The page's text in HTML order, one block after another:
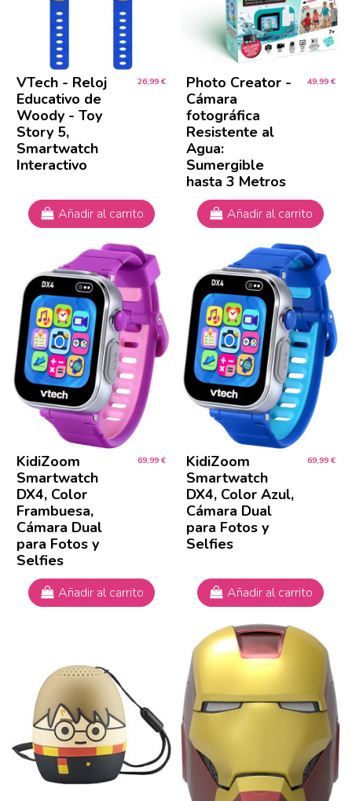
VTech - Reloj
Educativo de
Woody - Toy
Story 5,
Smartwatch
Interactivo
26,99 €
Añadir al carrito
Photo Creator -
Cámara
fotográfica
Resistente al
Agua:
Sumergible
hasta 3 Metros
49,99 €
Añadir al carrito
KidiZoom
Smartwatch
DX4, Color
Frambuesa,
Cámara Dual
para Fotos y
Selfies
69,99 €
Añadir al carrito
KidiZoom
Smartwatch
DX4, Color Azul,
Cámara Dual
para Fotos y
Selfies
69,99 €
Añadir al carrito